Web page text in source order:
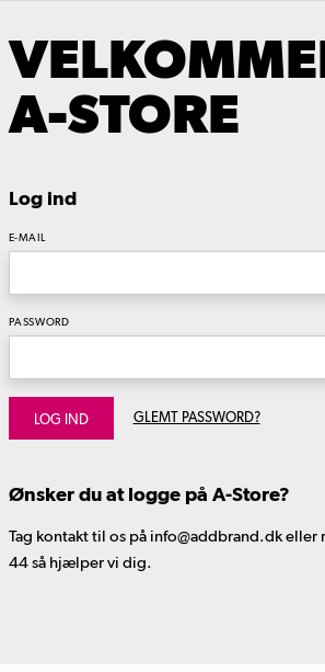
A-STORE
Log ind
E-MAIL
PASSWORD
LOG IND GLEMT PASSWORD?
Ønsker du at logge på A-Store?
Tag kontakt til os på info@addbrand.dk eller
44 så hjælper vi dig.